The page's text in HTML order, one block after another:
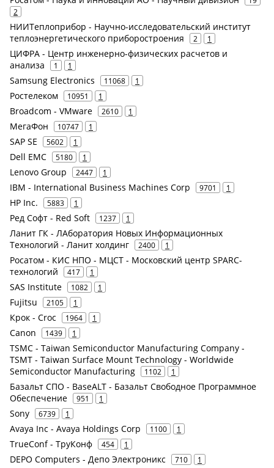
2
НИИТеплоприбор - Научно-исследовательский институт
теплоэнергетического приборостроения
2 1
ЦИФРА - Центр инженерно-физических расчетов и
анализа
1 1
Samsung Electronics 11068 1
Ростелеком 10951 1
Broadcom - VMware 2610 1
МегаФон 10747 1
SAP SE 5602 1
Dell EMC 5180 1
Lenovo Group 2447 1
IBM - International Business Machines Corp 9701 1
HP Inc. 5883 1
Ред Софт - Red Soft 1237 1
Ланит ГК - ЛАборатория Новых Информационных
Технологий - Ланит холдинг
2400 1
Росатом - КИС НПО - МЦСТ - Московский центр SPARC-
технологий
417 1
SAS Institute 1082 1
Fujitsu 2105 1
Крок - Croc 1964 1
Canon 1439 1
TSMC - Taiwan Semiconductor Manufacturing Company -
TSMT - Taiwan Surface Mount Technology - Worldwide
Semiconductor Manufacturing
1102 1
Базальт СПО - BaseALT - Базальт Свободное Программное
Обеспечение
951 1
Sony 6739 1
Avaya Inc - Avaya Holdings Corp 1100 1
TrueConf - ТруКонф 454 1
DEPO Computers - Депо Электроникс 710 1